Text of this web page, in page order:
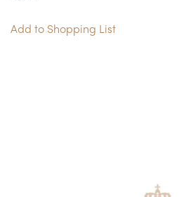
Add to Shopping List